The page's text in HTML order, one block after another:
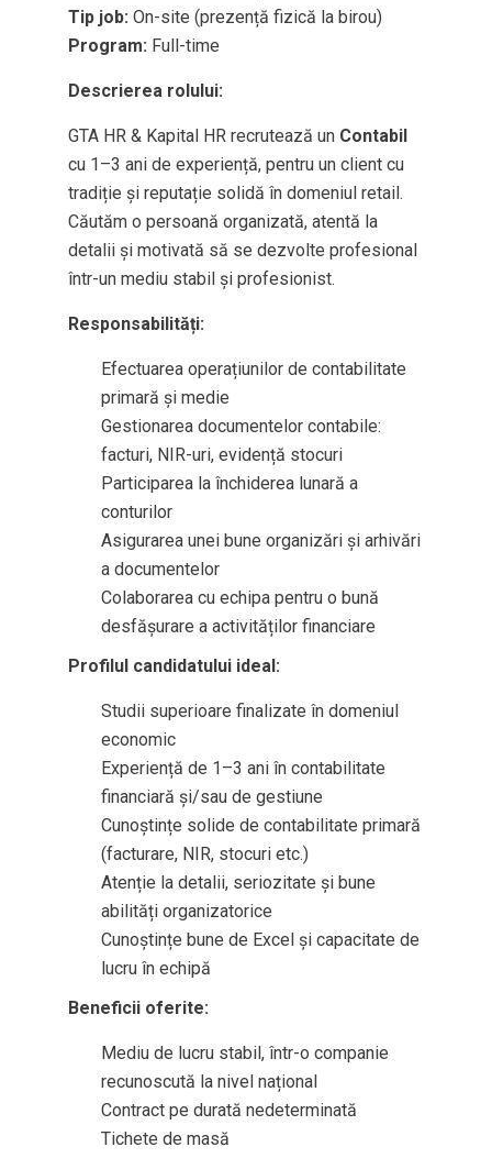
Tip job: On-site (prezență fizică la birou)
Program: Full-time
Descrierea rolului:
GTA HR & Kapital HR recrutează un Contabil
cu 1–3 ani de experiență, pentru un client cu
tradiție și reputație solidă în domeniul retail.
Căutăm o persoană organizată, atentă la
detalii și motivată să se dezvolte profesional
într-un mediu stabil și profesionist.
Responsabilități:
Efectuarea operațiunilor de contabilitate
primară și medie
Gestionarea documentelor contabile:
facturi, NIR-uri, evidență stocuri
Participarea la închiderea lunară a
conturilor
Asigurarea unei bune organizări și arhivări
a documentelor
Colaborarea cu echipa pentru o bună
desfășurare a activităților financiare
Profilul candidatului ideal:
Studii superioare finalizate în domeniul
economic
Experiență de 1–3 ani în contabilitate
financiară și/sau de gestiune
Cunoștințe solide de contabilitate primară
(facturare, NIR, stocuri etc.)
Atenție la detalii, seriozitate și bune
abilități organizatorice
Cunoștințe bune de Excel și capacitate de
lucru în echipă
Beneficii oferite:
Mediu de lucru stabil, într-o companie
recunoscută la nivel național
Contract pe durată nedeterminată
Tichete de masă